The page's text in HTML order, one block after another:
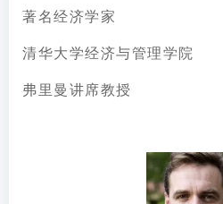
著名经济学家
清华大学经济与管理学院
弗里曼讲席教授